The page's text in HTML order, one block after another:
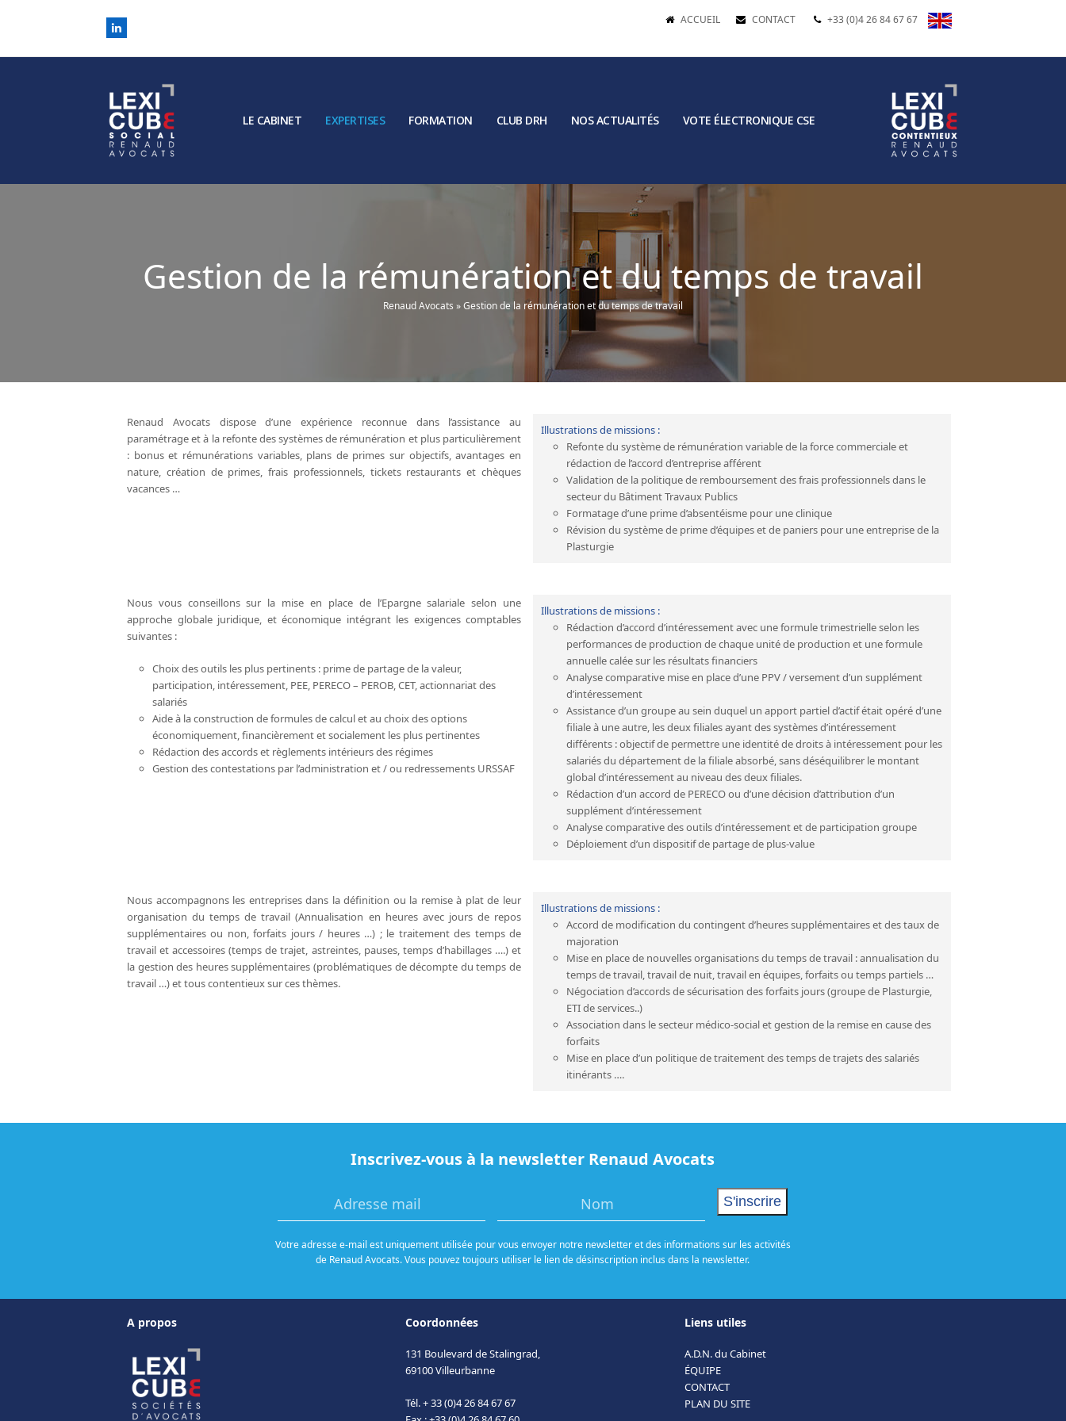
LinkedIn
ACCUEIL CONTACT +33 (0)4 26 84 67 67
LE CABINET EXPERTISES FORMATION CLUB DRH NOS ACTUALITÉS VOTE ÉLECTRONIQUE CSE
Gestion de la rémunération et du temps de travail
Renaud Avocats »Gestion de la rémunération et du temps de travail
Renaud Avocats dispose d’une expérience reconnue dans l’assistance au
paramétrage et à la refonte des systèmes de rémunération et plus particulièrement
: bonus et rémunérations variables, plans de primes sur objectifs, avantages en
nature, création de primes, frais professionnels, tickets restaurants et chèques
vacances …
Illustrations de missions :
Refonte du système de rémunération variable de la force commerciale et
rédaction de l’accord d’entreprise afférent
Validation de la politique de remboursement des frais professionnels dans le
secteur du Bâtiment Travaux Publics
Formatage d’une prime d’absentéisme pour une clinique
Révision du système de prime d’équipes et de paniers pour une entreprise de la
Plasturgie
Nous vous conseillons sur la mise en place de l’Epargne salariale selon une
approche globale juridique, et économique intégrant les exigences comptables
suivantes :
Choix des outils les plus pertinents : prime de partage de la valeur,
participation, intéressement, PEE, PERECO – PEROB, CET, actionnariat des
salariés
Aide à la construction de formules de calcul et au choix des options
économiquement, financièrement et socialement les plus pertinentes
Rédaction des accords et règlements intérieurs des régimes
Gestion des contestations par l’administration et / ou redressements URSSAF
Illustrations de missions :
Rédaction d’accord d’intéressement avec une formule trimestrielle selon les
performances de production de chaque unité de production et une formule
annuelle calée sur les résultats financiers
Analyse comparative mise en place d’une PPV / versement d’un supplément
d’intéressement
Assistance d’un groupe au sein duquel un apport partiel d’actif était opéré d’une
filiale à une autre, les deux filiales ayant des systèmes d’intéressement
différents : objectif de permettre une identité de droits à intéressement pour les
salariés du département de la filiale absorbé, sans déséquilibrer le montant
global d’intéressement au niveau des deux filiales.
Rédaction d’un accord de PERECO ou d’une décision d’attribution d’un
supplément d’intéressement
Analyse comparative des outils d’intéressement et de participation groupe
Déploiement d’un dispositif de partage de plus-value
Nous accompagnons les entreprises dans la définition ou la remise à plat de leur
organisation du temps de travail (Annualisation en heures avec jours de repos
supplémentaires ou non, forfaits jours / heures …) ; le traitement des temps de
travail et accessoires (temps de trajet, astreintes, pauses, temps d’habillages ….) et
la gestion des heures supplémentaires (problématiques de décompte du temps de
travail …) et tous contentieux sur ces thèmes.
Illustrations de missions :
Accord de modification du contingent d’heures supplémentaires et des taux de
majoration
Mise en place de nouvelles organisations du temps de travail : annualisation du
temps de travail, travail de nuit, travail en équipes, forfaits ou temps partiels …
Négociation d’accords de sécurisation des forfaits jours (groupe de Plasturgie,
ETI de services..)
Association dans le secteur médico-social et gestion de la remise en cause des
forfaits
Mise en place d’un politique de traitement des temps de trajets des salariés
itinérants ….
Inscrivez-vous à la newsletter Renaud Avocats
Votre adresse e-mail est uniquement utilisée pour vous envoyer notre newsletter et des informations sur les activités
de Renaud Avocats. Vous pouvez toujours utiliser le lien de désinscription inclus dans la newsletter.
A propos Coordonnées
131 Boulevard de Stalingrad,
69100 Villeurbanne
Tél. + 33 (0)4 26 84 67 67
Liens utiles
A.D.N. du Cabinet
ÉQUIPE
CONTACT
PLAN DU SITE